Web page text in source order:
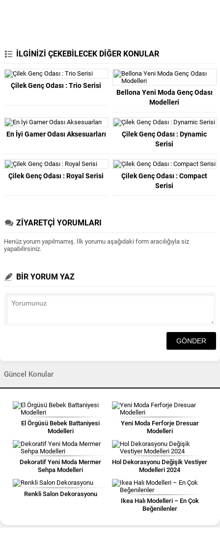
İLGİNİZİ ÇEKEBİLECEK DİĞER KONULAR
Çilek Genç Odası : Trio Serisi
Bellona Yeni Moda Genç Odası
Modelleri
En İyi Gamer Odası Aksesuarları
Çilek Genç Odası : Dynamic
Serisi
Çilek Genç Odası : Royal Serisi
Çilek Genç Odası : Compact
Serisi
ZİYARETÇİ YORUMLARI
Henüz yorum yapılmamış. İlk yorumu aşağıdaki form aracılığıyla siz
yapabilirsiniz.
BİR YORUM YAZ
Güncel Konular
El Örgüsü Bebek Battaniyesi
Modelleri
Yeni Moda Ferforje Dresuar
Modelleri
Dekoratif Yeni Moda Mermer
Sehpa Modelleri
Hol Dekorasyonu Değişik Vestiyer
Modelleri 2024
Renkli Salon Dekorasyonu
Ikea Halı Modelleri – En Çok
Beğenilenler